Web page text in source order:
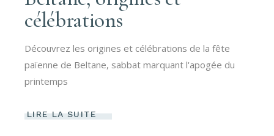
célébrations
Découvrez les origines et célébrations de la fête
païenne de Beltane, sabbat marquant l'apogée du
printemps
LIRE LA SUITE